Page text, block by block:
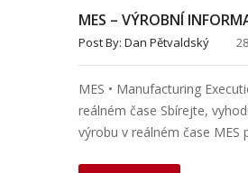
MES – VÝROBNÍ
Post By: Dan Pětvaldský
MES • Manufacturing
reálném čase Sbírejte,
výrobu v reálném čase MES